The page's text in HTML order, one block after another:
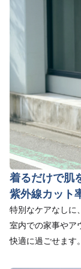
着るだけで肌
紫外線カット
特別なケアなしに
室内での家事やア
快適に過ごせます。